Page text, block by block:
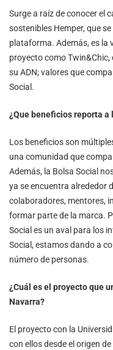
Surge a raíz de conocer el
sostenibles Hemper, que
plataforma. Además, es la
proyecto como Twin&Chic,
su ADN; valores que
Social.
¿Que beneficios reporta a
Los beneficios son
una comunidad que
Además, la Bolsa Social
ya se encuentra alrededor
colaboradores, mentores,
formar parte de la marca.
Social es un aval para los
Social, estamos dando a
número de personas.
¿Cuál es el proyecto que
Navarra?
El proyecto con la
con ellos desde el origen